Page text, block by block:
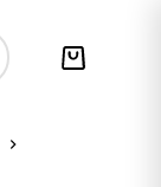
Carro